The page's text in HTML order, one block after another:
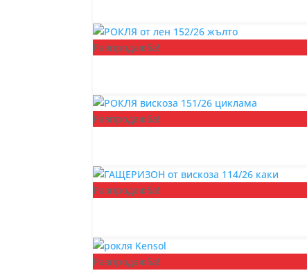
Разпродажба!
Разпродажба!
Разпродажба!
Разпродажба!